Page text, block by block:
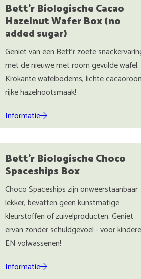
Bett'r Biologische Cacao
Hazelnut Wafer Box (no
added sugar)
Geniet van een Bett'r zoete
met de nieuwe met room gevulde wafel.
Krokante wafelbodems, lichte
rijke hazelnootsmaak!
Informatie
Bett'r Biologische Choco
Spaceships Box
Choco Spaceships zijn onweerstaanbaar
lekker, bevatten geen kunstmatige
kleurstoffen of zuivelproducten. Geniet
ervan zonder schuldgevoel - voor
EN volwassenen!
Informatie